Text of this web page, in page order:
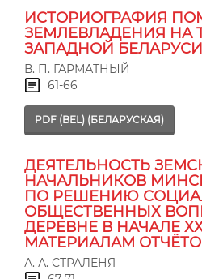
ИСТОРИОГРАФИЯ
ЗЕМЛЕВЛАДЕНИЯ НА
ЗАПАДНОЙ БЕЛАРУСИ В
В. П. ГАРМАТНЫЙ
61-66
PDF (BEL) (БЕЛАРУСКАЯ)
ДЕЯТЕЛЬНОСТЬ
НАЧАЛЬНИКОВ
ПО РЕШЕНИЮ
ОБЩЕСТВЕННЫХ
ДЕРЕВНЕ В НАЧАЛЕ
МАТЕРИАЛАМ
А. А. СТРАЛЕНЯ